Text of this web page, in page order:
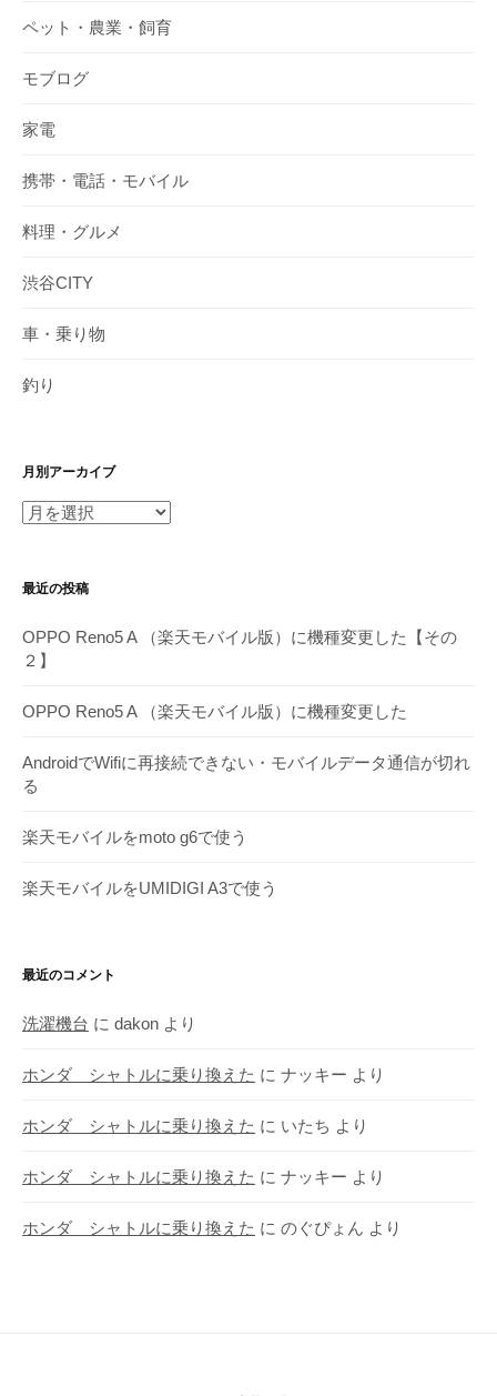
ペット・農業・飼育
モブログ
家電
携帯・電話・モバイル
料理・グルメ
渋谷CITY
車・乗り物
釣り
月別アーカイブ
月
ー
イ
ブ
最近の投稿
OPPO Reno5 A （楽天モバイル版）に機種変更した【その
２】
OPPO Reno5 A （楽天モバイル版）に機種変更した
AndroidでWifiに再接続できない・モバイルデータ通信が切れ
る
楽天モバイルをmoto g6で使う
楽天モバイルをUMIDIGI A3で使う
最近のコメント
洗濯機台 に dakon より
ホンダ シャトルに乗り換えた に ナッキー より
ホンダ シャトルに乗り換えた に いたち より
ホンダ シャトルに乗り換えた に ナッキー より
ホンダ シャトルに乗り換えた に のぐぴょん より